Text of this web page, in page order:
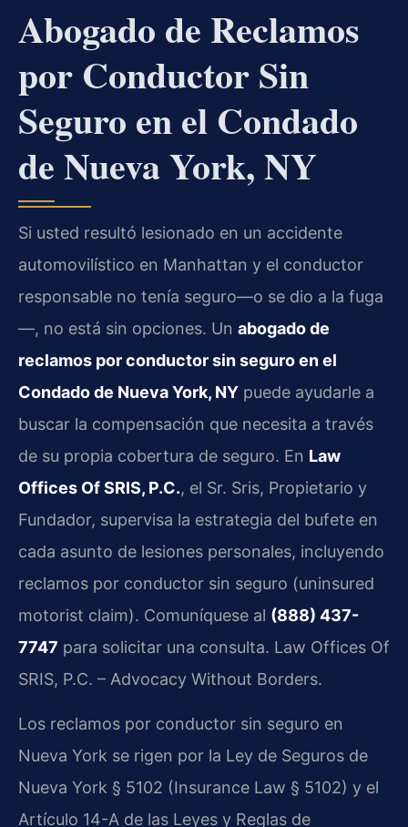
Abogado de Reclamos
por Conductor Sin
Seguro en el Condado
de Nueva York, NY
Si usted resultó lesionado en un accidente
automovilístico en Manhattan y el conductor
responsable no tenía seguro—o se dio a la fuga
—, no está sin opciones. Un abogado de
reclamos por conductor sin seguro en el
Condado de Nueva York, NY puede ayudarle a
buscar la compensación que necesita a través
de su propia cobertura de seguro. En Law
Offices Of SRIS, P.C., el Sr. Sris, Propietario y
Fundador, supervisa la estrategia del bufete en
cada asunto de lesiones personales, incluyendo
reclamos por conductor sin seguro (uninsured
motorist claim). Comuníquese al (888) 437-
7747 para solicitar una consulta. Law Offices Of
SRIS, P.C. – Advocacy Without Borders.
Los reclamos por conductor sin seguro en
Nueva York se rigen por la Ley de Seguros de
Nueva York § 5102 (Insurance Law § 5102) y el
Artículo 14-A de las Leyes y Reglas de